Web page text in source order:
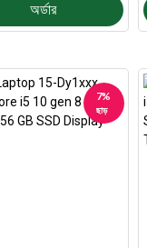
অর্ডার
7%
ছাড়